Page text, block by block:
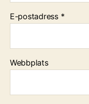
E-postadress *
Webbplats